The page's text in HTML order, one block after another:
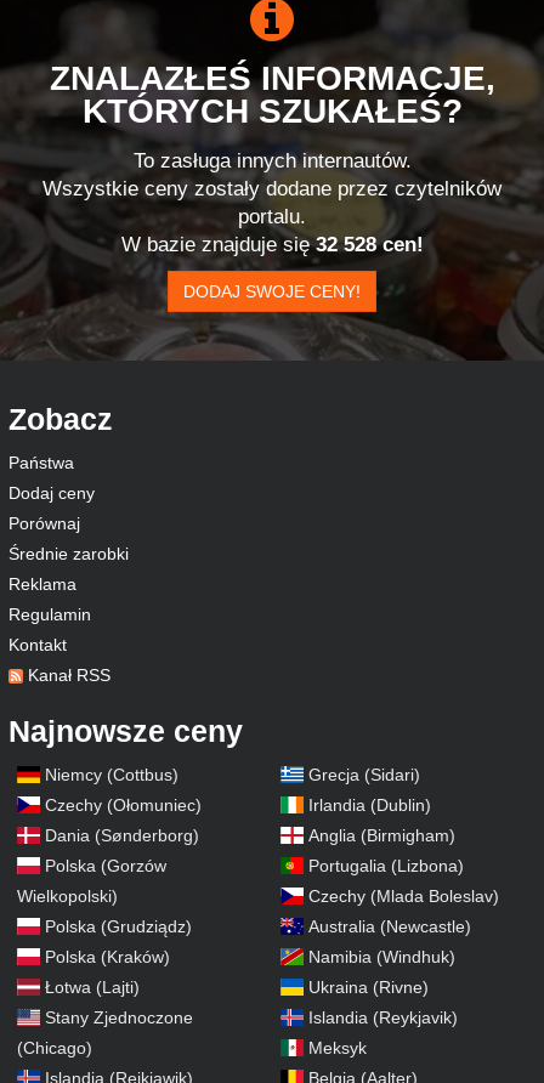
ZNALAZŁEŚ INFORMACJE,
KTÓRYCH SZUKAŁEŚ?
To zasługa innych internautów.
Wszystkie ceny zostały dodane przez czytelników
portalu.
W bazie znajduje się32 528 cen!
DODAJ SWOJE CENY!
Zobacz
Państwa
Dodaj ceny
Porównaj
Średnie zarobki
Reklama
Regulamin
Kontakt
Kanał RSS
Najnowsze ceny
Niemcy (Cottbus)
Czechy (Ołomuniec)
Dania (Sønderborg)
Polska (Gorzów
Wielkopolski)
Polska (Grudziądz)
Polska (Kraków)
Łotwa (Lajti)
Stany Zjednoczone
(Chicago)
Islandia (Rejkiawik)
Grecja (Sidari)
Irlandia (Dublin)
Anglia (Birmigham)
Portugalia (Lizbona)
Czechy (Mlada Boleslav)
Australia (Newcastle)
Namibia (Windhuk)
Ukraina (Rivne)
Islandia (Reykjavik)
Meksyk
Belgia (Aalter)